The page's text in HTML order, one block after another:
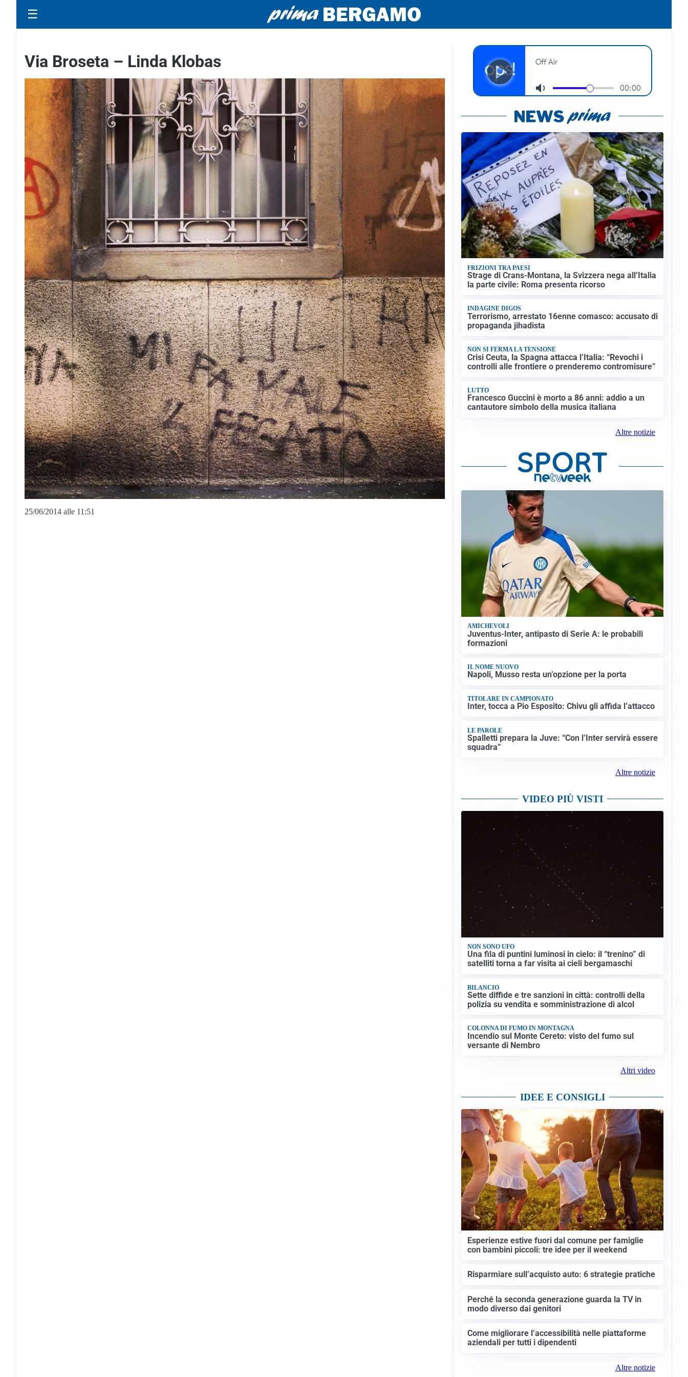
☰
Via Broseta – Linda Klobas
25/06/2014 alle 11:51
FRIZIONI TRA PAESI
Strage di Crans-Montana, la Svizzera nega all’Italia
la parte civile: Roma presenta ricorso
INDAGINE DIGOS
Terrorismo, arrestato 16enne comasco: accusato di
propaganda jihadista
NON SI FERMA LA TENSIONE
Crisi Ceuta, la Spagna attacca l’Italia: “Revochi i
controlli alle frontiere o prenderemo contromisure”
LUTTO
Francesco Guccini è morto a 86 anni: addio a un
cantautore simbolo della musica italiana
Altre notizie
AMICHEVOLI
Juventus-Inter, antipasto di Serie A: le probabili
formazioni
IL NOME NUOVO
Napoli, Musso resta un’opzione per la porta
TITOLARE IN CAMPIONATO
Inter, tocca a Pio Esposito: Chivu gli affida l’attacco
LE PAROLE
Spalletti prepara la Juve: “Con l’Inter servirà essere
squadra”
Altre notizie
VIDEO PIÙ VISTI
NON SONO UFO
Una fila di puntini luminosi in cielo: il “trenino” di
satelliti torna a far visita ai cieli bergamaschi
BILANCIO
Sette diffide e tre sanzioni in città: controlli della
polizia su vendita e somministrazione di alcol
COLONNA DI FUMO IN MONTAGNA
Incendio sul Monte Cereto: visto del fumo sul
versante di Nembro
Altri video
IDEE E CONSIGLI
Esperienze estive fuori dal comune per famiglie
con bambini piccoli: tre idee per il weekend
Risparmiare sull’acquisto auto: 6 strategie pratiche
Perché la seconda generazione guarda la TV in
modo diverso dai genitori
Come migliorare l’accessibilità nelle piattaforme
aziendali per tutti i dipendenti
Altre notizie